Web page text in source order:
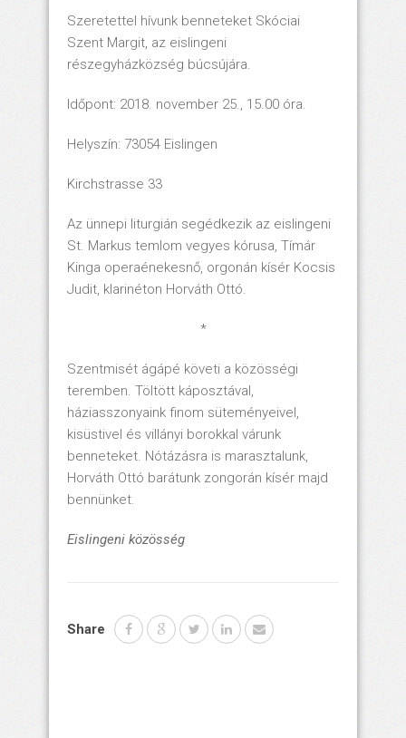
Szeretettel hívunk benneteket Skóciai
Szent Margit, az eislingeni
részegyházközség búcsújára.
Időpont: 2018. november 25., 15.00 óra.
Helyszín: 73054 Eislingen
Kirchstrasse 33
Az ünnepi liturgián segédkezik az eislingeni
St. Markus temlom vegyes kórusa, Tímár
Kinga operaénekesnő, orgonán kísér Kocsis
Judit, klarinéton Horváth Ottó.
*
Szentmisét ágápé követi a közösségi
teremben. Töltött káposztával,
háziasszonyaink finom süteményeivel,
kisüstivel és villányi borokkal várunk
benneteket. Nótázásra is marasztalunk,
Horváth Ottó barátunk zongorán kísér majd
bennünket.
Eislingeni közösség
Share